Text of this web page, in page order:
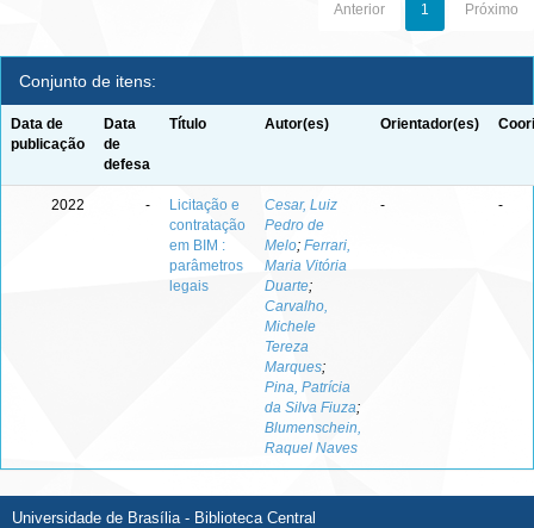
Anterior 1 Próximo
Conjunto de itens:
Data de
publicação
Data
de
defesa
Título Autor(es) Orientador(es)
2022 -
Licitação e
contratação
em BIM :
parâmetros
legais
Cesar, Luiz
Pedro de
Melo; Ferrari,
Maria Vitória
Duarte;
Carvalho,
Michele
Tereza
Marques;
Pina, Patrícia
da Silva Fiuza;
Blumenschein,
Raquel Naves
- -
Universidade de Brasília - Biblioteca Central